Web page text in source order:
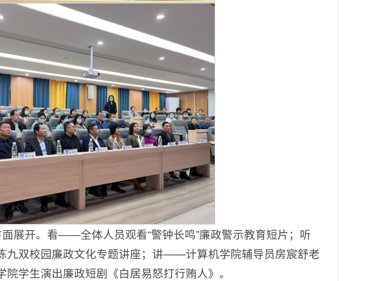
面展开。看——全体人员观看“警钟长鸣”廉政警示教育短片；听
双校园廉政文化专题讲座；讲——计算机学院辅导员房宸舒老
学生演出廉政短剧《白居易怒打行贿人》。